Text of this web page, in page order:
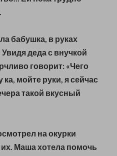
бабушка, в руках
деда с внучкой
говорит: «Чего
мойте руки, я сейчас
такой вкусный
на окурки
Маша хотела помочь